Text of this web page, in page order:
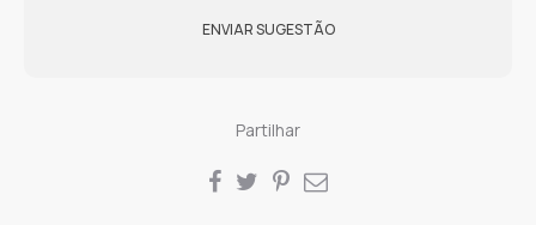
ENVIAR SUGESTÃO
Partilhar
SHARE